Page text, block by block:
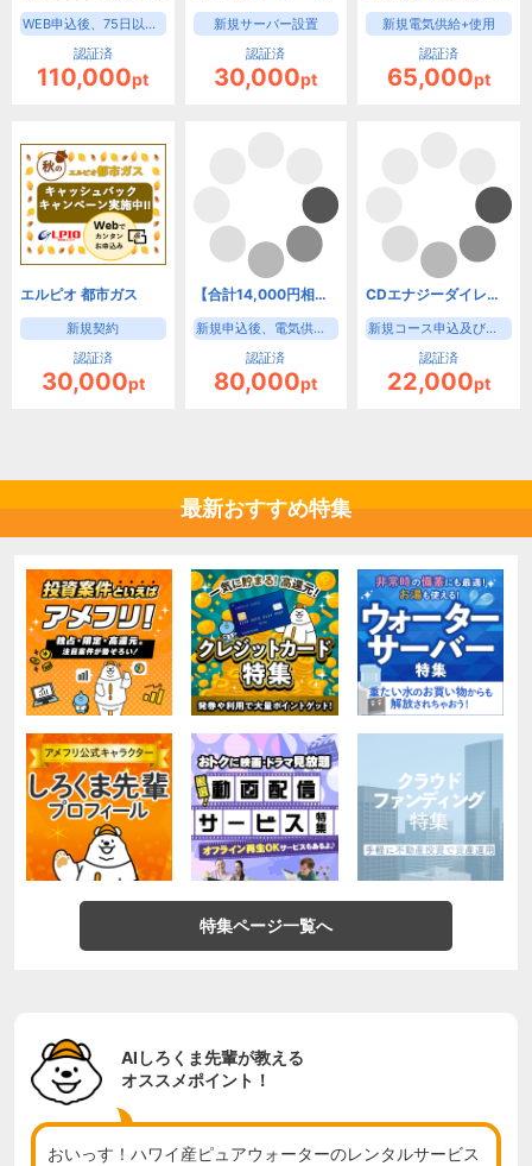
WEB申込後、75日以内の供給開始
認証済
110,000pt
新規サーバー設置
認証済
30,000pt
新規電気供給+使用
認証済
65,000pt
エルピオ 都市ガス
新規契約
認証済
30,000pt
【合計14,000円相当お得！】新電力サービスのオクトパスエナジー
新規申込後、電気供給開始
認証済
80,000pt
CDエナジーダイレクト
新規コース申込及び契約完了
認証済
22,000pt
最新おすすめ特集
特集ページ一覧へ
AIしろくま先輩が教える
オススメポイント！
おいっす！ハワイ産ピュアウォーターのレンタルサービス